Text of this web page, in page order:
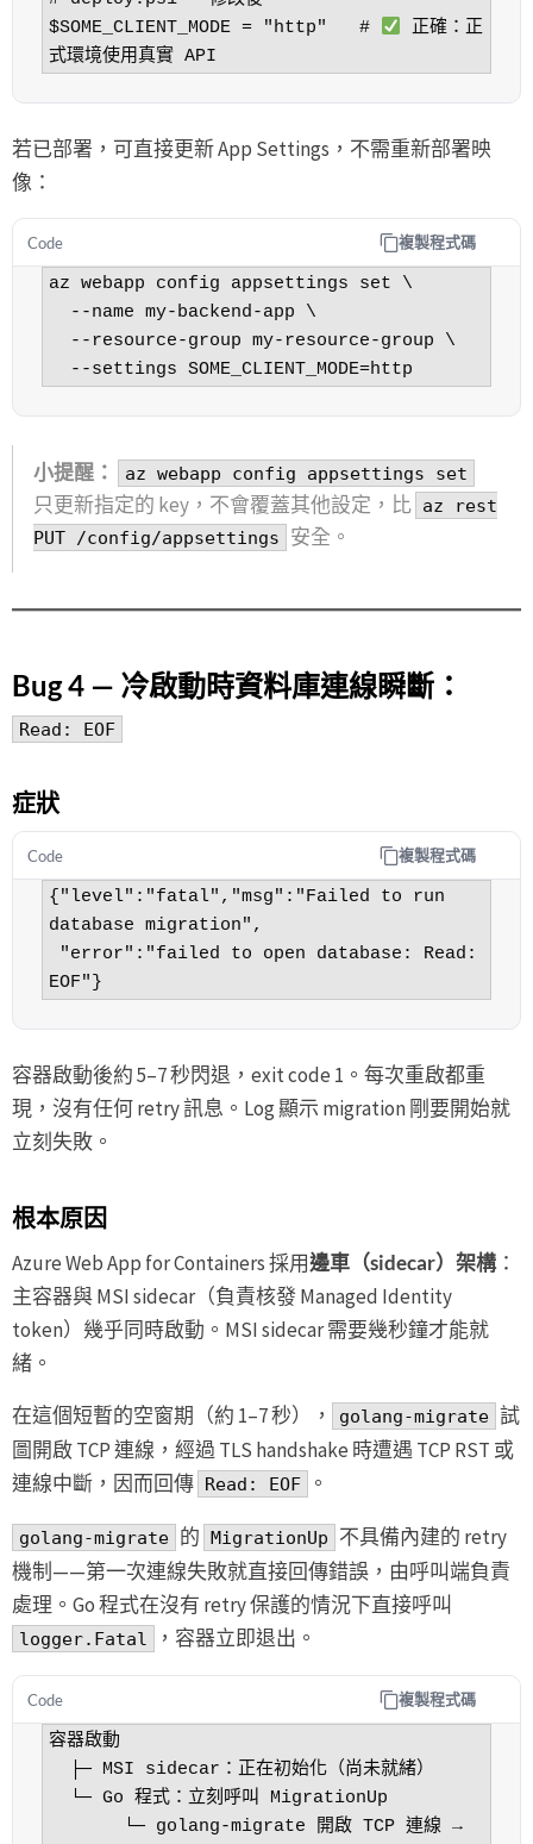
$SOME_CLIENT_MODE = "http"   #
正確：正
式環境使用真實 API
若已部署，可直接更新 App Settings，不需重新部署映
像：
Code 複製程式碼
az webapp config appsettings set \
  --settings SOME_CLIENT_MODE=http
小提醒： az webapp config appsettings set
只更新指定的 key，不會覆蓋其他設定，比 az rest
PUT /config/appsettings
安全。
Bug 4 — 冷啟動時資料庫連線瞬斷：
Read: EOF
症狀
Code 複製程式碼
{"level":"fatal","msg":"Failed to run
database migration",
EOF"}
容器啟動後約 5–7 秒閃退，exit code 1。每次重啟都重
現，沒有任何 retry 訊息。Log 顯示 migration 剛要開始就
立刻失敗。
根本原因
Azure Web App for Containers 採用邊車（sidecar）架構：
主容器與 MSI sidecar（負責核發 Managed Identity
token）幾乎同時啟動。MSI sidecar 需要幾秒鐘才能就
緒。
在這個短暫的空窗期（約 1–7 秒），
golang-migrate 試
圖開啟 TCP 連線，經過 TLS handshake 時遭遇 TCP RST 或
連線中斷，因而回傳 Read: EOF 。
golang-migrate 的 MigrationUp
不具備內建的 retry
機制——第一次連線失敗就直接回傳錯誤，由呼叫端負責
處理。Go 程式在沒有 retry 保護的情況下直接呼叫
logger.Fatal ，容器立即退出。
Code 複製程式碼
容器啟動